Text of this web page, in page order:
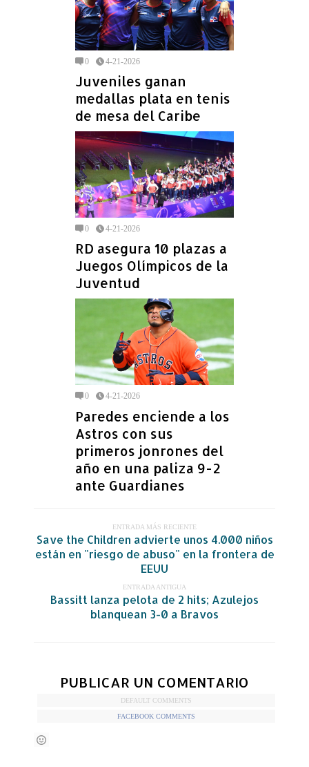
0 4-21-2026
Juveniles ganan
medallas plata en tenis
de mesa del Caribe
0 4-21-2026
RD asegura 10 plazas a
Juegos Olímpicos de la
Juventud
0 4-21-2026
Paredes enciende a los
Astros con sus
primeros jonrones del
año en una paliza 9-2
ante Guardianes
ENTRADA MÁS RECIENTE
Save the Children advierte unos 4.000 niños
están en "riesgo de abuso" en la frontera de
EEUU
ENTRADA ANTIGUA
Bassitt lanza pelota de 2 hits; Azulejos
blanquean 3-0 a Bravos
PUBLICAR UN COMENTARIO
DEFAULT COMMENTS
FACEBOOK COMMENTS